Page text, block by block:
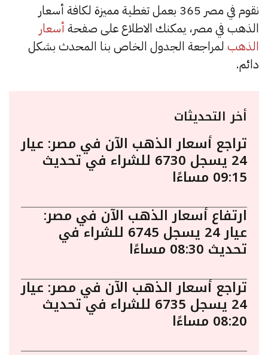
نقوم في مصر 365 بعمل تغطية مميزة لكافة أسعار
الذهب في مصر، يمكنك الاطلاع على صفحة أسعار
الذهب لمراجعة الجدول الخاص بنا المحدث بشكل
دائم.
أخر التحديثات
تراجع أسعار الذهب الآن في مصر: عيار
24 يسجل 6730 للشراء في تحديث
09:15 مساءًا
ارتفاع أسعار الذهب الآن في مصر:
عيار 24 يسجل 6745 للشراء في
تحديث 08:30 مساءًا
تراجع أسعار الذهب الآن في مصر: عيار
24 يسجل 6735 للشراء في تحديث
08:20 مساءًا